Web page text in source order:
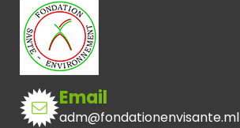
Email
adm@fondationenvisante.ml